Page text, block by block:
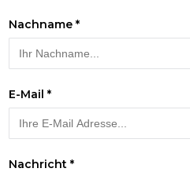
Nachname *
E-Mail *
Nachricht *